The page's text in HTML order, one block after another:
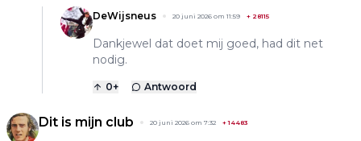
DeWijsneus 20 juni 2026 om 11:59 + 28115
Dankjewel dat doet mij goed, had dit net
nodig.
0+ Antwoord
Dit is mijn club 20 juni 2026 om 7:32 +14483